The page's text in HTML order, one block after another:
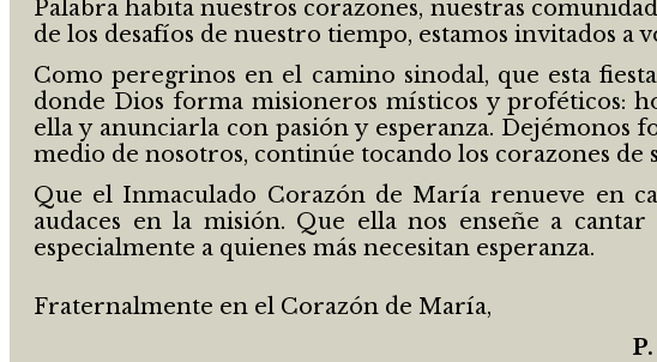
Palabra habita nuestros corazones, nuestras
de los desafíos de nuestro tiempo, estamos invitados a
Como peregrinos en el camino sinodal, que esta
donde Dios forma misioneros místicos y proféticos:
ella y anunciarla con pasión y esperanza.
medio de nosotros, continúe tocando los corazones de
Que el Inmaculado Corazón de María renueve en
audaces en la misión. Que ella nos enseñe a
especialmente a quienes más necesitan esperanza.
Fraternalmente en el Corazón de María,